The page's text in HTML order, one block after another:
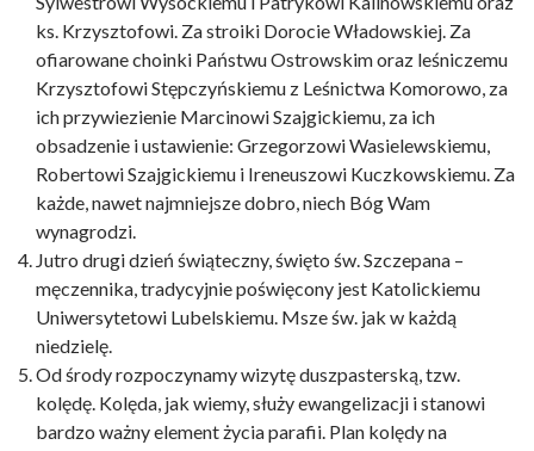
ks. Krzysztofowi. Za stroiki Dorocie Władowskiej. Za
ofiarowane choinki Państwu Ostrowskim oraz leśniczemu
Krzysztofowi Stępczyńskiemu z Leśnictwa Komorowo, za
ich przywiezienie Marcinowi Szajgickiemu, za ich
obsadzenie i ustawienie: Grzegorzowi Wasielewskiemu,
Robertowi Szajgickiemu i Ireneuszowi Kuczkowskiemu. Za
każde, nawet najmniejsze dobro, niech Bóg Wam
wynagrodzi.
Jutro drugi dzień świąteczny, święto św. Szczepana –
męczennika, tradycyjnie poświęcony jest Katolickiemu
Uniwersytetowi Lubelskiemu. Msze św. jak w każdą
niedzielę.
Od środy rozpoczynamy wizytę duszpasterską, tzw.
kolędę. Kolęda, jak wiemy, służy ewangelizacji i stanowi
bardzo ważny element życia parafii. Plan kolędy na